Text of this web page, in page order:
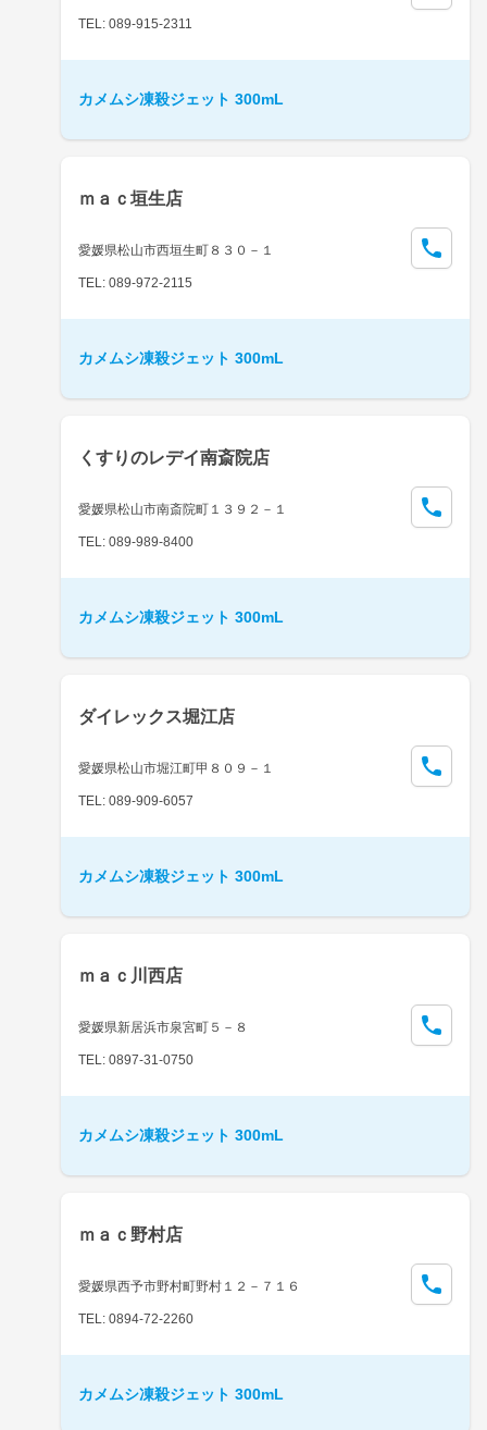
TEL: 089-915-2311
カメムシ凍殺ジェット 300mL
ｍａｃ垣生店
愛媛県松山市西垣生町８３０－１
TEL: 089-972-2115
カメムシ凍殺ジェット 300mL
くすりのレデイ南斎院店
愛媛県松山市南斎院町１３９２－１
TEL: 089-989-8400
カメムシ凍殺ジェット 300mL
ダイレックス堀江店
愛媛県松山市堀江町甲８０９－１
TEL: 089-909-6057
カメムシ凍殺ジェット 300mL
ｍａｃ川西店
愛媛県新居浜市泉宮町５－８
TEL: 0897-31-0750
カメムシ凍殺ジェット 300mL
ｍａｃ野村店
愛媛県西予市野村町野村１２－７１６
TEL: 0894-72-2260
カメムシ凍殺ジェット 300mL